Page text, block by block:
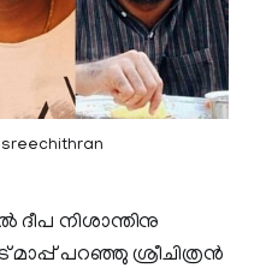
നിശാന്തിനു
പറഞ്ഞു ശ്രീചിത്രന്‍